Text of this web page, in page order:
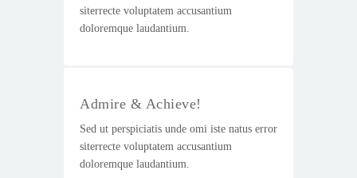
siterrecte voluptatem accusantium
doloremque laudantium.
Admire & Achieve!
Sed ut perspiciatis unde omi iste natus error
siterrecte voluptatem accusantium
doloremque laudantium.